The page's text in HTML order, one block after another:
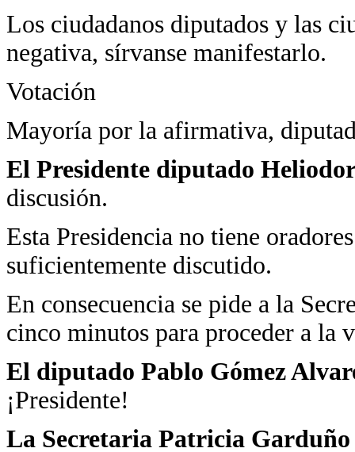
Los ciudadanos diputados y las
negativa, sírvanse manifestarlo.
Votación
Mayoría por la afirmativa,
El Presidente diputado
discusión.
Esta Presidencia no tiene
suficientemente discutido.
En consecuencia se pide a la
cinco minutos para proceder a
El diputado Pablo Gómez
¡Presidente!
La Secretaria Patricia